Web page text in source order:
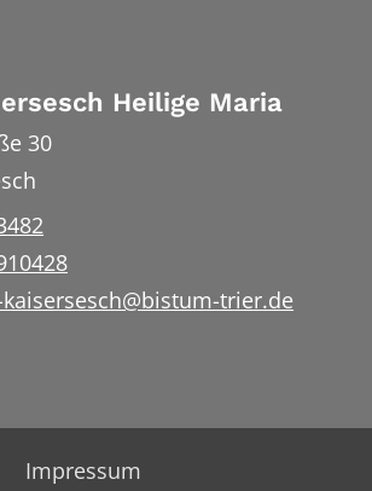
Heilige Maria
30
trier.de
Impressum